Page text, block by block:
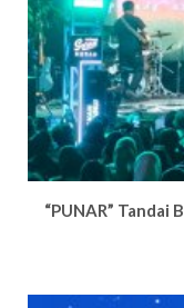
“PUNAR” Tandai